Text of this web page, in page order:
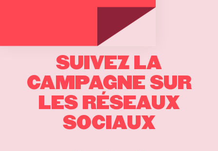
SUIVEZ LA
CAMPAGNE SUR
LES RÉSEAUX
SOCIAUX